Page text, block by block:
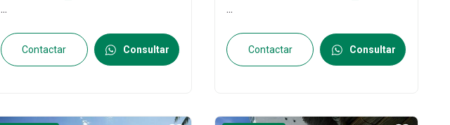
...
Contactar Consultar
...
Contactar Consultar